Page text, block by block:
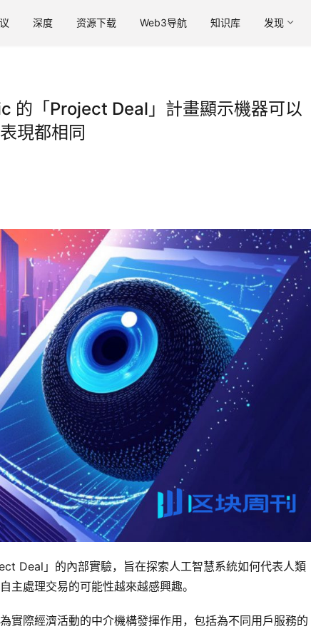
深度 资源下载 Web3导航 知识库 发现
的「Project Deal」計畫顯示機器可以
現都相同
Deal」的內部實驗，旨在探索人工智慧系統如何代表人類
主處理交易的可能性越來越感興趣。
實際經濟活動的中介機構發揮作用，包括為不同用戶服務的